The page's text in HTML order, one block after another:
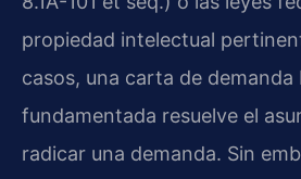
propiedad intelectual
casos, una carta de demanda
fundamentada resuelve el
radicar una demanda. Sin